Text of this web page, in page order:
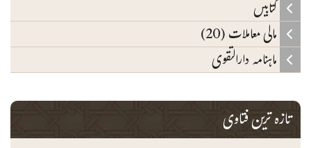
کتابیں
مالی معاملات (20)
ماہنامہ دارالتقوی
تازہ ترین فتاوی